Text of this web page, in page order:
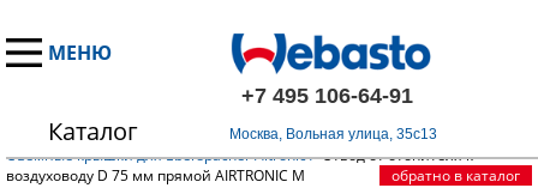
МЕНЮ
+7 495 106-64-91
Москва, Вольная улица, 35с13
Каталог
Главная/Запчасти Эберспехер /Распределение горячего воздуха.
Съемные крышки для Eberspacher Aitronic/ Отвод от отопителя к
воздуховоду D 75 мм прямой AIRTRONIC M
обратно в каталог